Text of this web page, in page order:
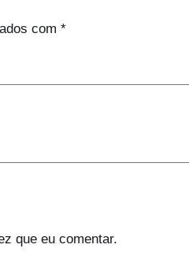
com *
que eu comentar.